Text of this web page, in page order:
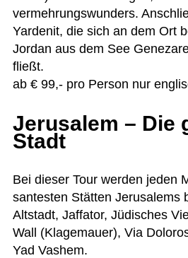
ver­meh­rungs­wun­ders.
Yar­denit, die sich an dem Ort
Jor­dan aus dem See
fließt.
ab € 99,- pro Per­son nur
Jerusalem – Die
Stadt
Bei die­ser Tour wer­den jeden
san­tes­ten Stät­ten Jeru­sa­lems
Alt­stadt, Jaf­fa­tor, Jüdi­sches
Wall (Kla­ge­mauer), Via
Yad Vas­hem.